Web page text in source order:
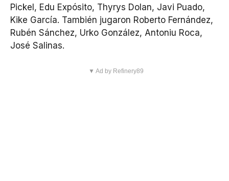
Pickel, Edu Expósito, Thyrys Dolan, Javi Puado,
Kike García. También jugaron Roberto Fernández,
Rubén Sánchez, Urko González, Antoniu Roca,
José Salinas.
▼ Ad by Refinery89